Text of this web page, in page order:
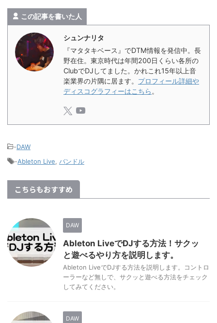
この記事を書いた人
シュンナリタ
『マタタキベース』でDTM情報を発信中。長
野在住。東京時代は年間200日くらい各所の
ClubでDJしてました。かれこれ15年以上音
楽業界の片隅に居ます。 プロフィール詳細や
ディスコグラフィーはこちら 。
-DAW
-Ableton Live, バンドル
こちらもおすすめ
DAW
Ableton LiveでDJする方法！サクッ
と遊べるやり方を説明します。
Ableton LiveでDJする方法を説明します。コントロ
ーラーなど無しで、サクッと遊べる方法をチェック
してみてください。
DAW